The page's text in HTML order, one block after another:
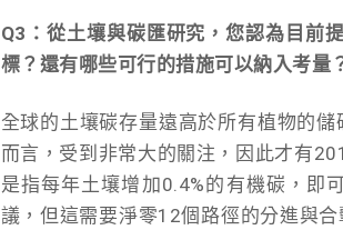
Q3：從土壤與碳匯研究，您認為目前
標？還有哪些可行的措施可以納入考量
全球的土壤碳存量遠高於所有植物的
而言，受到非常大的關注，因此才有
是指每年土壤增加0.4%的有機碳，即
議，但這需要淨零12個路徑的分進與